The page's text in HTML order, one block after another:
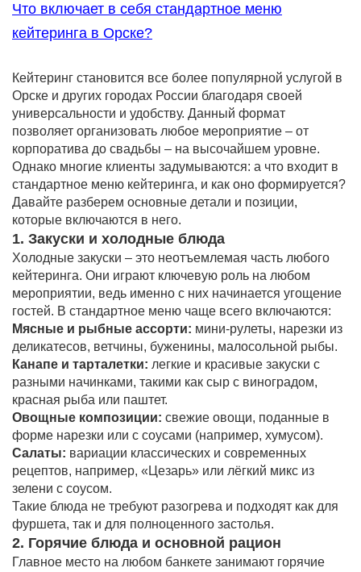
Что включает в себя стандартное меню
кейтеринга в Орске?
Кейтеринг становится все более популярной услугой в
Орске и других городах России благодаря своей
универсальности и удобству. Данный формат
позволяет организовать любое мероприятие – от
корпоратива до свадьбы – на высочайшем уровне.
Однако многие клиенты задумываются: а что входит в
стандартное меню кейтеринга, и как оно формируется?
Давайте разберем основные детали и позиции,
которые включаются в него.
1. Закуски и холодные блюда
Холодные закуски – это неотъемлемая часть любого
кейтеринга. Они играют ключевую роль на любом
мероприятии, ведь именно с них начинается угощение
гостей. В стандартное меню чаще всего включаются:
Мясные и рыбные ассорти: мини-рулеты, нарезки из
деликатесов, ветчины, буженины, малосольной рыбы.
Канапе и тарталетки: легкие и красивые закуски с
разными начинками, такими как сыр с виноградом,
красная рыба или паштет.
Овощные композиции: свежие овощи, поданные в
форме нарезки или с соусами (например, хумусом).
Салаты: вариации классических и современных
рецептов, например, «Цезарь» или лёгкий микс из
зелени с соусом.
Такие блюда не требуют разогрева и подходят как для
фуршета, так и для полноценного застолья.
2. Горячие блюда и основной рацион
Главное место на любом банкете занимают горячие